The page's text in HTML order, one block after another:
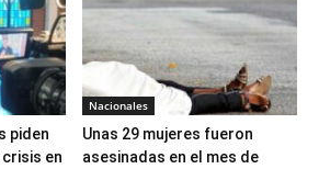
piden
en
Nacionales
Unas 29 mujeres fueron
asesinadas en el mes de